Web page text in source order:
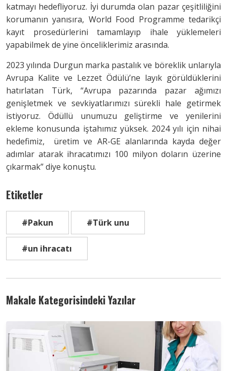
katmayı hedefliyoruz. İyi durumda olan pazar çeşitliliğini
korumanın yanısıra, World Food Programme tedarikçi
kayıt prosedürlerini tamamlayıp ihale yüklemeleri
yapabilmek de yine önceliklerimiz arasında.
2023 yılında Durgun marka pastalık ve böreklik unlarıyla
Avrupa Kalite ve Lezzet Ödülü’ne layık görüldüklerini
hatırlatan Türk, “Avrupa pazarında pazar ağımızı
genişletmek ve sevkiyatlarımızı sürekli hale getirmek
istiyoruz. Ödüllü unumuzu geliştirme ve yenilerini
ekleme konusunda iştahımız yüksek. 2024 yılı için nihai
hedefimiz, üretim ve AR-GE alanlarında kayda değer
adımlar atarak ihracatımızı 100 milyon doların üzerine
çıkarmak” diye konuştu.
Etiketler
#Pakun #Türk unu
#un ihracatı
Makale Kategorisindeki Yazılar